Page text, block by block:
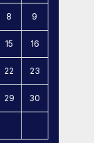
8 9
15 16
22 23
29 30